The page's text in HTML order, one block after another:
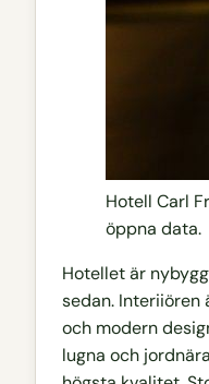
Hotell Carl
öppna data.
Hotellet är
sedan. Interiiören
och modern
lugna och